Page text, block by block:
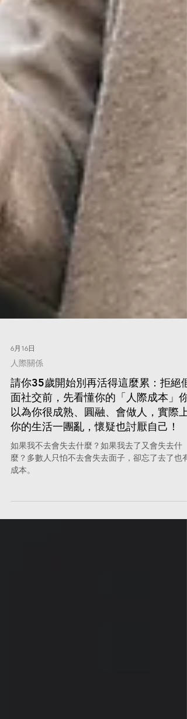
6月16日
人際關係
請你35歲開始別再活得這麼累：拒絕假
面社交前，先看懂你的「人際成本」你
以為你很成熟、圓融、會做人，實際上
你的生活一團亂，懷疑也討厭自己！
麼？多數人只怕不去會失去面子，卻忘了去了也有